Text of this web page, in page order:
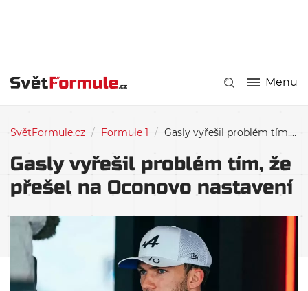
Menu
SvětFormule.cz / Formule 1 / Gasly vyřešil problém tím, že přešel na Oconovo nastavení
Gasly vyřešil problém tím, že
přešel na Oconovo nastavení